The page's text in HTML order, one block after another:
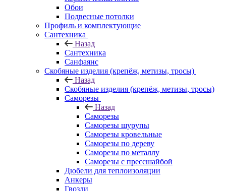
Обои
Подвесные потолки
Профиль и комплектующие
Сантехника
Назад
Сантехника
Санфаянс
Скобяные изделия (крепёж, метизы, тросы)
Назад
Скобяные изделия (крепёж, метизы, тросы)
Саморезы
Назад
Саморезы
Саморезы шурупы
Саморезы кровельные
Саморезы по дереву
Саморезы по металлу
Саморезы с прессшайбой
Дюбели для теплоизоляции
Анкеры
Гвозди